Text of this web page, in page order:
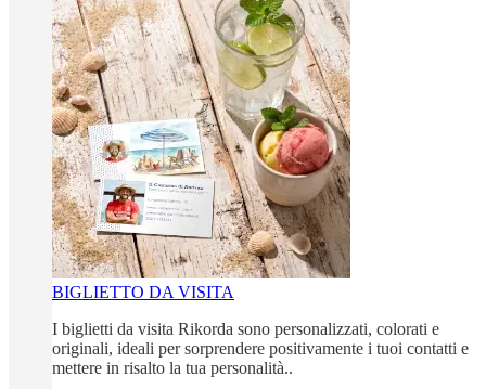
BIGLIETTO DA VISITA
I biglietti da visita Rikorda sono personalizzati, colorati e
originali, ideali per sorprendere positivamente i tuoi contatti e
mettere in risalto la tua personalità..